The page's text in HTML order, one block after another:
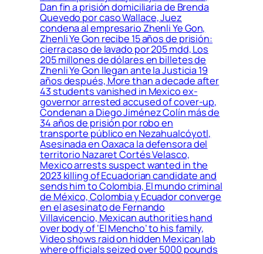
Dan fin a prisión domiciliaria de Brenda
Quevedo por caso Wallace, Juez
condena al empresario Zhenli Ye Gon,
Zhenli Ye Gon recibe 15 años de prisión:
cierra caso de lavado por 205 mdd, Los
205 millones de dólares en billetes de
Zhenli Ye Gon llegan ante la Justicia 19
años después, More than a decade after
43 students vanished in Mexico ex-
governor arrested accused of cover-up,
Condenan a Diego Jiménez Colín más de
34 años de prisión por robo en
transporte público en Nezahualcóyotl,
Asesinada en Oaxaca la defensora del
territorio Nazaret Cortés Velasco,
Mexico arrests suspect wanted in the
2023 killing of Ecuadorian candidate and
sends him to Colombia, El mundo criminal
de México, Colombia y Ecuador converge
en el asesinato de Fernando
Villavicencio, Mexican authorities hand
over body of ‘El Mencho’ to his family,
Video shows raid on hidden Mexican lab
where officials seized over 5000 pounds